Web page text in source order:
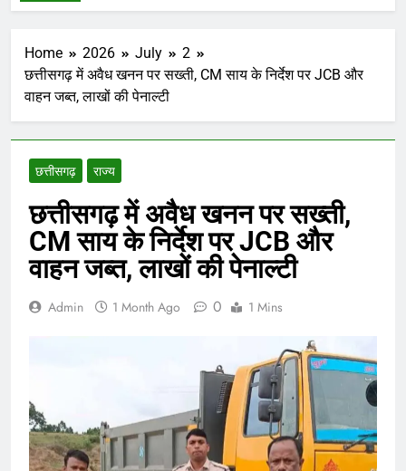
Home 2026 July
2
छत्तीसगढ़ में अवैध खनन पर सख्ती, CM साय के निर्देश पर JCB और
वाहन जब्त, लाखों की पेनाल्टी
छत्तीसगढ़ राज्य
छत्तीसगढ़ में अवैध खनन पर सख्ती,
CM साय के निर्देश पर JCB और
वाहन जब्त, लाखों की पेनाल्टी
Admin 1 Month Ago 0 1 Mins